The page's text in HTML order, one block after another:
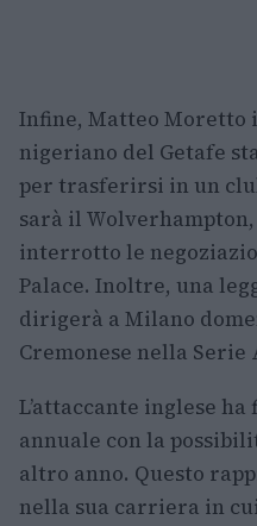
Infine, Matteo Moretto
nigeriano del Getafe
per trasferirsi in un
sarà il
interrotto le
Palace. Inoltre, una
dirigerà a Milano
Cremonese nella Serie
L’attaccante inglese
annuale con la
altro anno. Questo
nella sua carriera in